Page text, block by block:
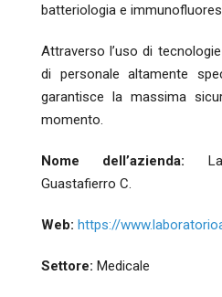
batteriologia e
Attraverso l’uso di
di personale altamente
garantisce la massima
momento.
Nome dell’azienda:
Guastafierro C.
Web: https://
Settore: Medicale